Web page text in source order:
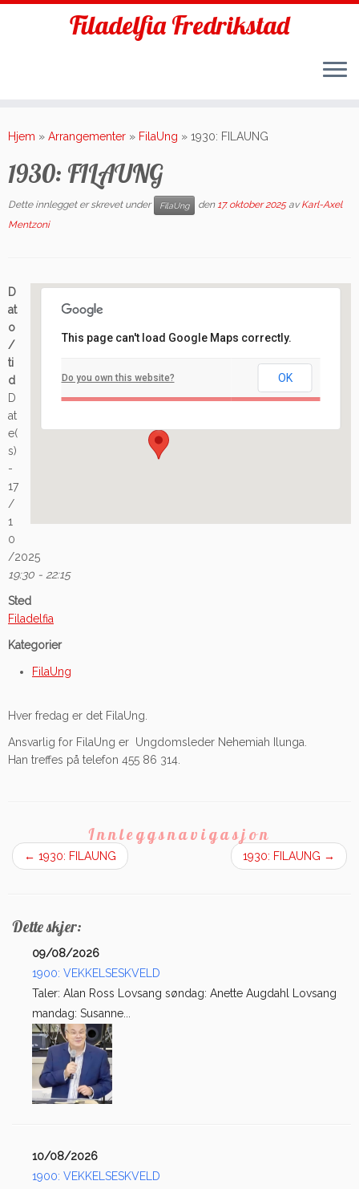
to
Filadelfia Fredrikstad
Hjem » Arrangementer » FilaUng » 1930: FILAUNG
1930: FILAUNG
Dette innlegget er skrevet under FilaUng den 17. oktober 2025 avKarl-Axel
Mentzoni
Arrangement
This page can't load Google Maps correctly.
Do you own this website? OK
D
at
o
/
ti
d
D
at
e(
s)
-
17
/
1
0
/2025
19:30 - 22:15
Sted
Filadelfia
Kategorier
FilaUng
Hver fredag er det FilaUng.
Ansvarlig for FilaUng er Ungdomsleder Nehemiah Ilunga.
Han treffes på telefon 455 86 314.
Innleggsnavigasjon
← 1930: FILAUNG 1930: FILAUNG →
Dette skjer:
09/08/2026
1900: VEKKELSESKVELD
Taler: Alan Ross Lovsang søndag: Anette Augdahl Lovsang
mandag: Susanne...
10/08/2026
1900: VEKKELSESKVELD